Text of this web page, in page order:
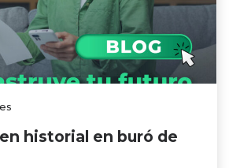
historial en buró de